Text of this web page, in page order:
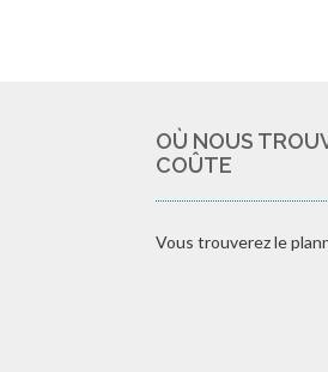
OÙ NOUS
COÛTE
Vous trouverez le